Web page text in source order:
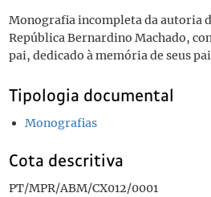
Monografia incompleta da autoria
República Bernardino Machado,
pai, dedicado à memória de seus
Tipologia documental
Monografias
Cota descritiva
PT/MPR/ABM/CX012/0001